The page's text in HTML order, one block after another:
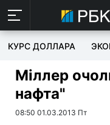
КУРС ДОЛЛАРА
Міллер
нафта"
08:50 01.03.2013 Пт